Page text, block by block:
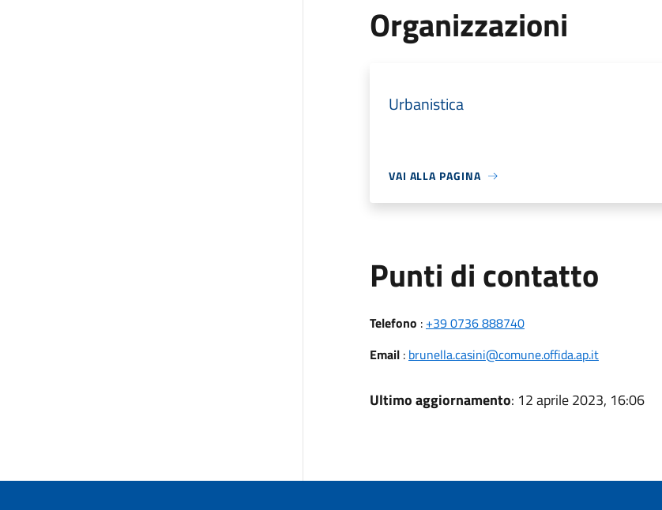
Organizzazioni
Urbanistica
VAI ALLA PAGINA
Punti di contatto
Telefono : +39 0736 888740
Email: brunella.casini@comune.offida.ap.it
Ultimo aggiornamento: 12 aprile 2023, 16:06